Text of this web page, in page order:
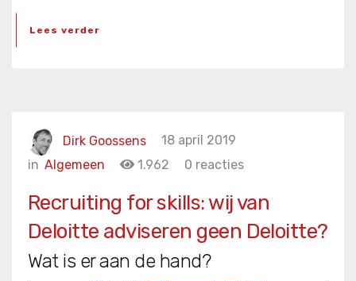
Lees verder
Dirk Goossens
18 april 2019
in Algemeen 1.962 0 reacties
Recruiting for skills: wij van
Deloitte adviseren geen Deloitte?
Wat is er aan de hand?